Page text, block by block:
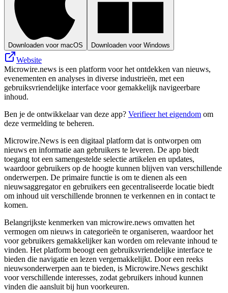
Downloaden voor macOS Downloaden voor Windows
Website
Microwire.news is een platform voor het ontdekken van nieuws,
evenementen en analyses in diverse industrieën, met een
gebruiksvriendelijke interface voor gemakkelijk navigeerbare
inhoud.
Ben je de ontwikkelaar van deze app? Verifieer het eigendom om
deze vermelding te beheren.
Microwire.News is een digitaal platform dat is ontworpen om
nieuws en informatie aan gebruikers te leveren. De app biedt
toegang tot een samengestelde selectie artikelen en updates,
waardoor gebruikers op de hoogte kunnen blijven van verschillende
onderwerpen. De primaire functie is om te dienen als een
nieuwsaggregator en gebruikers een gecentraliseerde locatie biedt
om inhoud uit verschillende bronnen te verkennen en in contact te
komen.
Belangrijkste kenmerken van microwire.news omvatten het
vermogen om nieuws in categorieën te organiseren, waardoor het
voor gebruikers gemakkelijker kan worden om relevante inhoud te
vinden. Het platform beoogt een gebruiksvriendelijke interface te
bieden die navigatie en lezen vergemakkelijkt. Door een reeks
nieuwsonderwerpen aan te bieden, is Microwire.News geschikt
voor verschillende interesses, zodat gebruikers inhoud kunnen
vinden die aansluit bij hun voorkeuren.